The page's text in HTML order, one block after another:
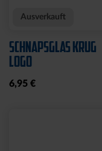
Ausverkauft
SCHNAPSGLAS KRUG
LOGO
6,95 €